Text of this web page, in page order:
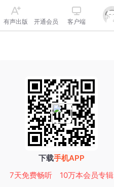
有声出版 开通会员 客户端
下载手机APP
7天免费畅听
10万本会员专辑